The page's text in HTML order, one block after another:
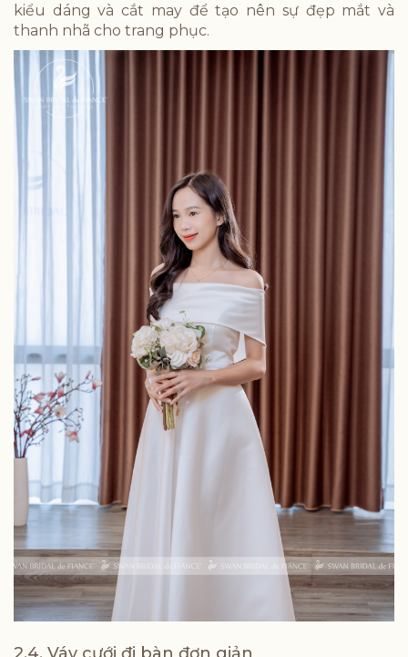
kiểu dáng và cắt may để tạo nên sự đẹp mắt và
thanh nhã cho trang phục.